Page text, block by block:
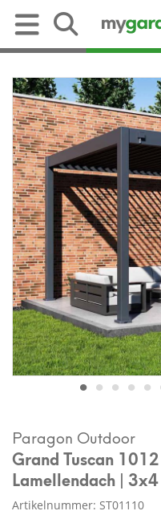
Paragon Outdoor
Grand Tuscan
Lamellendach |
Artikelnummer: ST01110